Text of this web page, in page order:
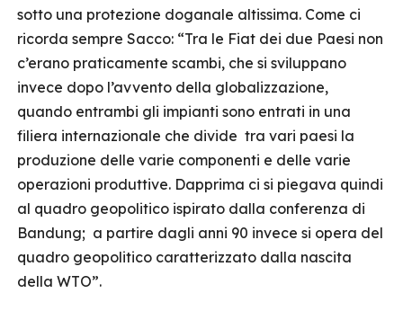
sotto una protezione doganale altissima. Come ci
ricorda sempre Sacco: “Tra le Fiat dei due Paesi non
c’erano praticamente scambi, che si sviluppano
invece dopo l’avvento della globalizzazione,
quando entrambi gli impianti sono entrati in una
filiera internazionale che divide tra vari paesi la
produzione delle varie componenti e delle varie
operazioni produttive. Dapprima ci si piegava quindi
al quadro geopolitico ispirato dalla conferenza di
Bandung; a partire dagli anni 90 invece si opera del
quadro geopolitico caratterizzato dalla nascita
della WTO”.